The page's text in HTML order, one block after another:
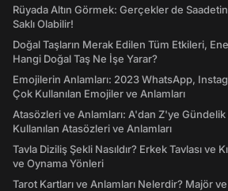
Rüyada Altın Görmek: Gerçekler de
Saklı Olabilir!
Doğal Taşların Merak Edilen Tüm Etkileri,
Hangi Doğal Taş Ne İşe Yarar?
Emojilerin Anlamları: 2023 WhatsApp,
Çok Kullanılan Emojiler ve Anlamları
Atasözleri ve Anlamları: A'dan Z'ye Gündelik
Kullanılan Atasözleri ve Anlamları
Tavla Diziliş Şekli Nasıldır? Erkek Tavlası ve
ve Oynama Yönleri
Tarot Kartları ve Anlamları Nelerdir? Majör